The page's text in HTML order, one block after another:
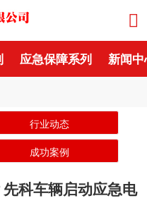
应急保障系列 新闻
行业动态
成功案例
科车辆启动应急电